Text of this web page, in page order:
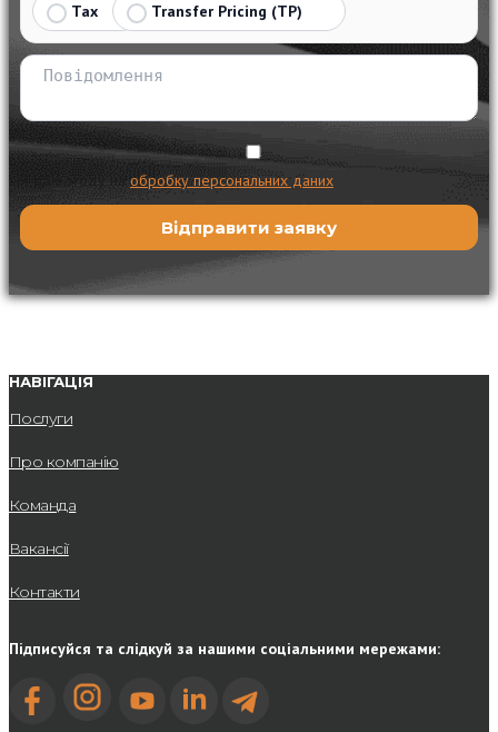
Tax
Transfer Pricing (TP)
Я даю згоду наобробку персональних даних
НАВІГАЦІЯ
Послуги
Про компанію
Команда
Вакансії
Контакти
Підписуйся та слідкуй за нашими соціальними мережами: